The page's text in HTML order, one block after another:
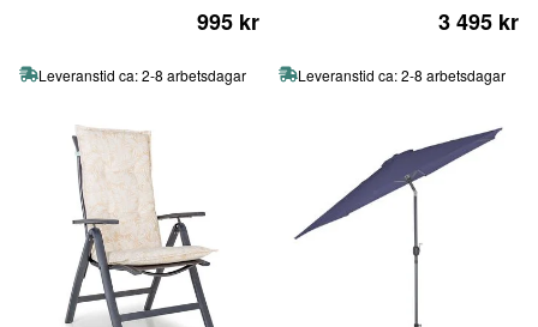
995 kr
Leveranstid ca: 2-8 arbetsdagar
3 495 kr
Leveranstid ca: 2-8 arbetsdagar